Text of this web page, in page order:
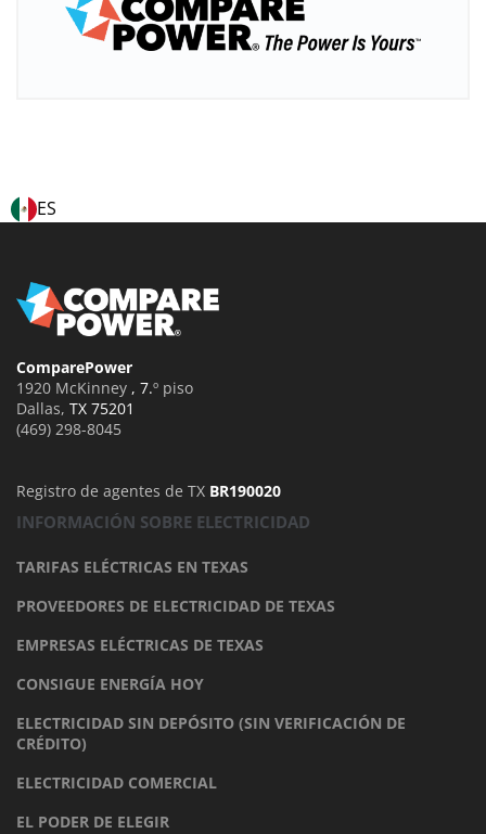
ComparePower
1920 McKinney , 7.º piso
Dallas, TX 75201
(469) 298-8045
Registro de agentes de TX BR190020
INFORMACIÓN SOBRE ELECTRICIDAD
TARIFAS ELÉCTRICAS EN TEXAS
PROVEEDORES DE ELECTRICIDAD DE TEXAS
EMPRESAS ELÉCTRICAS DE TEXAS
CONSIGUE ENERGÍA HOY
ELECTRICIDAD SIN DEPÓSITO (SIN VERIFICACIÓN DE
CRÉDITO)
ELECTRICIDAD COMERCIAL
EL PODER DE ELEGIR
ES